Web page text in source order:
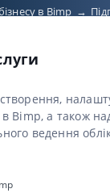
в Bimp →
Bimp, а також
ведення